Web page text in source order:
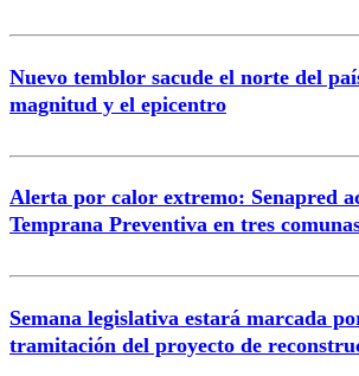
Nuevo temblor sacude el norte del
magnitud y el epicentro
Alerta por calor extremo: Senapred
Temprana Preventiva en tres
Semana legislativa estará marcada
tramitación del proyecto de